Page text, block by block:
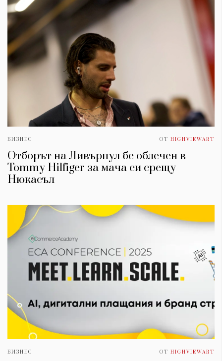
БИЗНЕС ОТ HIGHVIEWART
Отборът на Ливърпул бе облечен в
Tommy Hilfiger за мача си срещу
Нюкасъл
БИЗНЕС ОТ HIGHVIEWART